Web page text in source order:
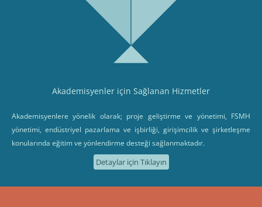
Akademisyenler için Sağlanan Hizmetler
Akademisyenlere yönelik olarak; proje geliştirme ve yönetimi, FSMH
yönetimi, endüstriyel pazarlama ve işbirliği, girişimcilik ve şirketleşme
konularında eğitim ve yönlendirme desteği sağlanmaktadır.
Detaylar için Tıklayın